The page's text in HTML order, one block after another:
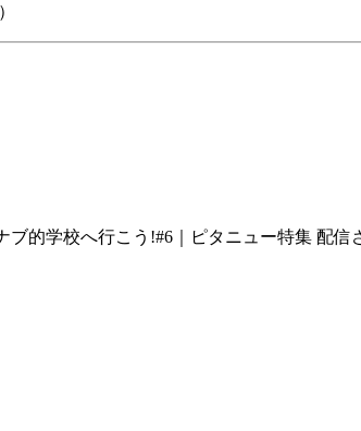
ブ的学校へ行こう!#6｜ピタニュー特集 配信